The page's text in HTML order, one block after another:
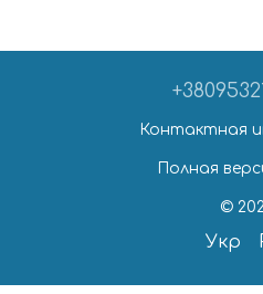
Контактная
Полная
©
Укр